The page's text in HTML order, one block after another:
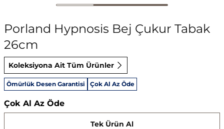
Porland Hypnosis Bej Çukur Tabak
26cm
Koleksiyona Ait Tüm Ürünler
Ömürlük Desen Garantisi Çok Al Az Öde
Çok Al Az Öde
Tek Ürün Al